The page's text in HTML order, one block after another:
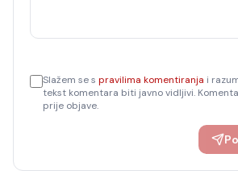
Slažem se s pravilima komentiranja i
tekst komentara biti javno vidljivi.
prije objave.